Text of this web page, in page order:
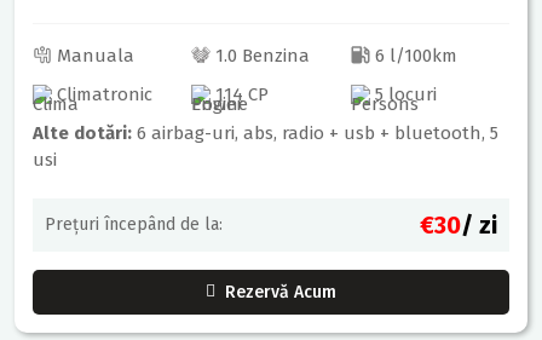
Manuala 1.0 Benzina
6 l/100km
Climatronic
114 CP
5 locuri
Alte dotări: 6 airbag-uri, abs, radio + usb + bluetooth, 5
usi
Prețuri începând de la: €30/ zi
Rezervă Acum